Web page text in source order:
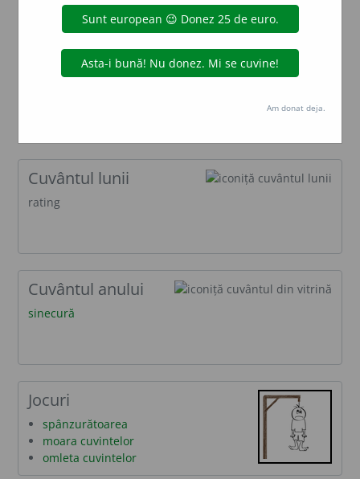
cuvântul zilei
cuvântul lunii
rating
Cuvântul anului
sinecură
jocuri
spânzurătoarea
moara cuvintelor
omleta cuvintelor
Am donat deja.